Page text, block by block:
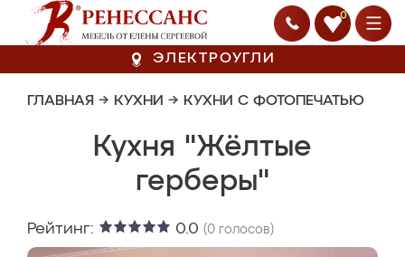
0
ЭЛЕКТРОУГЛИ
ГЛАВНАЯ → КУХНИ → КУХНИ С ФОТОПЕЧАТЬЮ
Кухня "Жёлтые
герберы"
Рейтинг: 0.0 (0 голосов)